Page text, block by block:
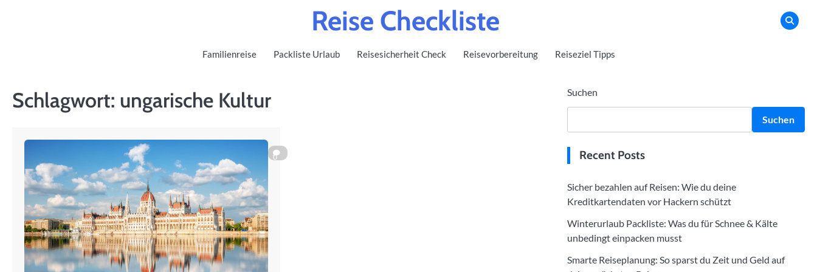
Reise Checkliste
Familienreise Packliste Urlaub Reisesicherheit Check Reisevorbereitung Reiseziel Tipps
Schlagwort: ungarische Kultur
0
Suchen
Suchen
Recent Posts
Sicher bezahlen auf Reisen: Wie du deine
Kreditkartendaten vor Hackern schützt
Winterurlaub Packliste: Was du für Schnee & Kälte
unbedingt einpacken musst
Smarte Reiseplanung: So sparst du Zeit und Geld auf